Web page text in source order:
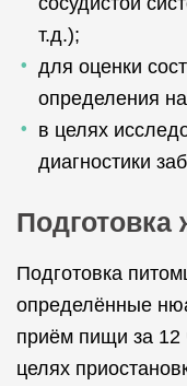
т.д.);
для оценки
определения
в целях
диагностики
Подготовка
Подготовка
определённые
приём пищи за 12
целях